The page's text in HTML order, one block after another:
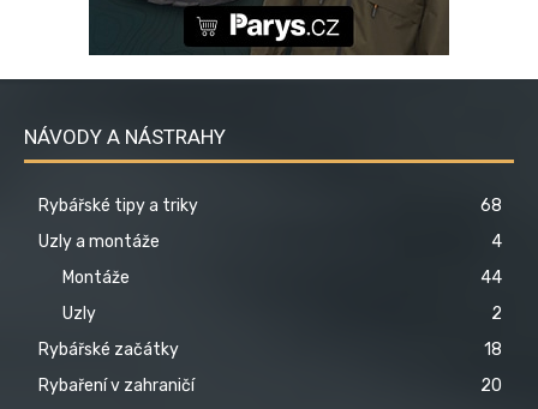
NÁVODY A NÁSTRAHY
Rybářské tipy a triky
68
Uzly a montáže
4
Montáže
44
Uzly
2
Rybářské začátky
18
Rybaření v zahraničí
20